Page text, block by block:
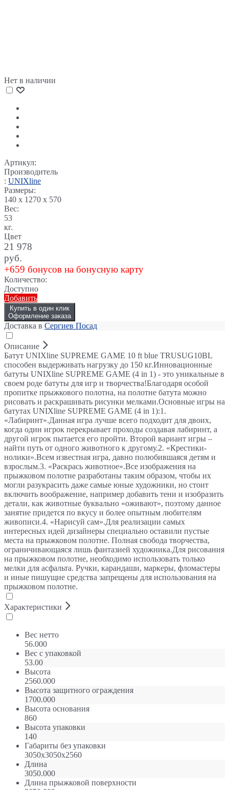
Нет в наличии
Артикул:
Производитель
: UNIXline
Размеры:
140 x 1270 x 570
Вес:
53
кг.
Цвет
21 978
руб.
+659 бонусов на бонусную карту
Количество:
Доступно
Добавить
Купить в один клик
Оформление заказа
Доставка в Сергиев Посад
Описание
Батут UNIXline SUPREME GAME 10 ft blue TRUSUG10BL
способен выдерживать нагрузку до 150 кг.Инновационные
батуты UNIXline SUPREME GAME (4 in 1) - это уникальные в
своем роде батуты для игр и творчества!Благодаря особой
пропитке прыжкового полотна, на полотне батута можно
рисовать и раскрашивать рисунки мелками.Основные игры на
батутах UNIXline SUPREME GAME (4 in 1):1.
«Лабиринт».Данная игра лучше всего подходит для двоих,
когда один игрок перекрывает проходы создавая лабиринт, а
другой игрок пытается его пройти. Второй вариант игры –
найти путь от одного животного к другому.2. «Крестики-
нолики».Всем известная игра, давно полюбившаяся детям и
взрослым.3. «Раскрась животное».Все изображения на
прыжковом полотне разработаны таким образом, чтобы их
могли разукрасить даже самые юные художники, но стоит
включить воображение, например добавить тени и изобразить
детали, как животные буквально «оживают», поэтому данное
занятие придется по вкусу и более опытным любителям
живописи.4. «Нарисуй сам».Для реализации самых
интересных идей дизайнеры специально оставили пустые
места на прыжковом полотне. Полная свобода творчества,
ограничивающаяся лишь фантазией художника.Для рисования
на прыжковом полотне, необходимо использовать только
мелки для асфальта. Ручки, карандаши, маркеры, фломастеры
и иные пишущие средства запрещены для использования на
прыжковом полотне.
Характеристики
Вес нетто
56.000
Вес с упаковкой
53.00
Высота
2560.000
Высота защитного ограждения
1700.000
Высота основания
860
Высота упаковки
140
Габариты без упаковки
3050х3050х2560
Длина
3050.000
Длина прыжковой поверхности